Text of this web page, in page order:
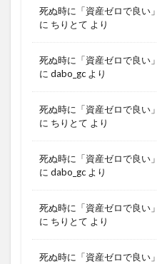
死ぬ時に「資産ゼロで良い
に ちりとて より
死ぬ時に「資産ゼロで良い
に dabo_gc より
死ぬ時に「資産ゼロで良い
に ちりとて より
死ぬ時に「資産ゼロで良い
に dabo_gc より
死ぬ時に「資産ゼロで良い
に ちりとて より
死ぬ時に「資産ゼロで良い